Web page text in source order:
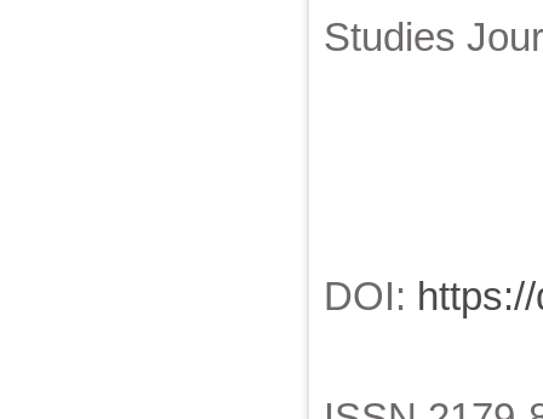
Studies
DOI: